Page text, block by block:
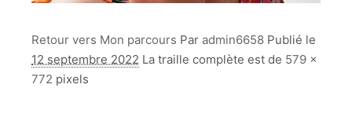
Retour vers Mon parcours Par admin6658 Publié le
12 septembre 2022 La traille complète est de 579 ×
772 pixels